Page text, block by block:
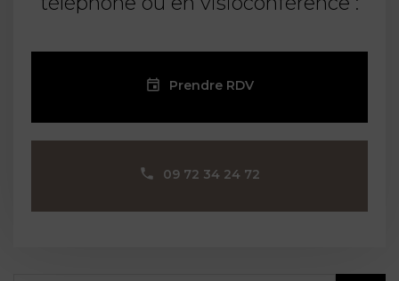
Prendre RDV
09 72 34 24 72